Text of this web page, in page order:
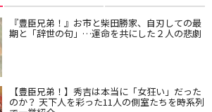
『豊臣兄弟！』お市と柴田勝家、自刃しての最
期と「辞世の句」…運命を共にした２人の悲劇
【豊臣兄弟！】秀吉は本当に「女狂い」だった
のか？ 天下人を彩った11人の側室たちを時系列